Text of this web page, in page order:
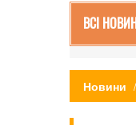
ВСІ
Новини